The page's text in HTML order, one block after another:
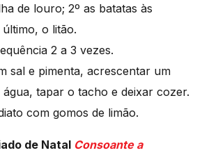
de louro; 2º as batatas às
o litão.
2 a 3 vezes.
sal e pimenta, acrescentar um
água, tapar o tacho e deixar cozer.
com gomos de limão.
de Natal Consoantea